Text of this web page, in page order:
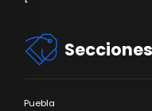
Secciones
Puebla